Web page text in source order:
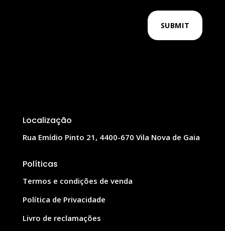
SUBMIT
Localização
Rua Emídio Pinto 21, 4400-670 Vila Nova de Gaia
Políticas
Termos e condições de venda
Política de Privacidade
Livro de reclamações